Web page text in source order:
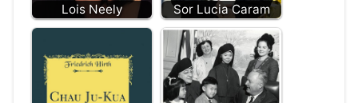
Lois Neely Sor Lucia Caram